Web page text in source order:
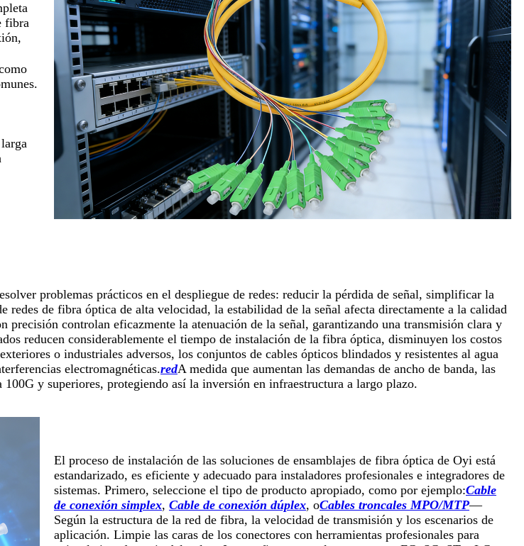
fibra
problemas prácticos en el despliegue de redes: reducir la pérdida de señal, simplificar la
de fibra óptica de alta velocidad, la estabilidad de la señal afecta directamente a la calidad
controlan eficazmente la atenuación de la señal, garantizando una transmisión clara y
reducen considerablemente el tiempo de instalación de la fibra óptica, disminuyen los costos
o industriales adversos, los conjuntos de cables ópticos blindados y resistentes al agua
electromagnéticas.redA medida que aumentan las demandas de ancho de banda, las
y superiores, protegiendo así la inversión en infraestructura a largo plazo.
El proceso de instalación de las soluciones de ensamblajes de fibra óptica de Oyi está
estandarizado, es eficiente y adecuado para instaladores profesionales e integradores de
sistemas. Primero, seleccione el tipo de producto apropiado, como por ejemplo:Cable
de conexión simplex, Cable de conexión dúplex, oCables troncales MPO/MTP—
Según la estructura de la red de fibra, la velocidad de transmisión y los escenarios de
aplicación. Limpie las caras de los conectores con herramientas profesionales para